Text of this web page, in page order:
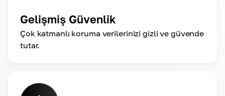
Gelişmiş Güvenlik
Çok katmanlı koruma verilerinizi gizli ve güvende
tutar.